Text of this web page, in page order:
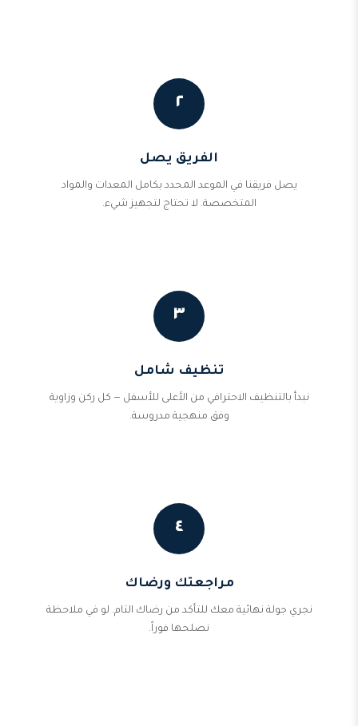
٢
الفريق يصل
يصل فريقنا في الموعد المحدد بكامل المعدات والمواد
المتخصصة. لا تحتاج لتجهيز شيء.
٣
تنظيف شامل
نبدأ بالتنظيف الاحترافي من الأعلى للأسفل — كل ركن وزاوية
وفق منهجية مدروسة.
٤
مراجعتك ورضاك
نجري جولة نهائية معك للتأكد من رضاك التام. لو في ملاحظة
نصلحها فوراً.